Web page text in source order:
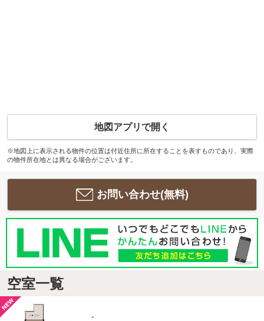
地図アプリで開く
※地図上に表示される物件の位置は付近住所に所在することを表すものであり、実際
の物件所在地とは異なる場合がございます。
お問い合わせ(無料)
空室一覧
-